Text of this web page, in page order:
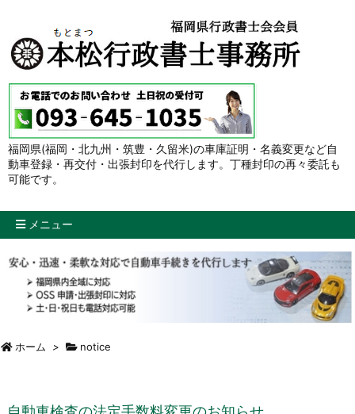
福岡県(福岡・北九州・筑豊・久留米)の車庫証明・名義変更など自
動車登録・再交付・出張封印を代行します。丁種封印の再々委託も
可能です。
メニュー
ホーム > notice